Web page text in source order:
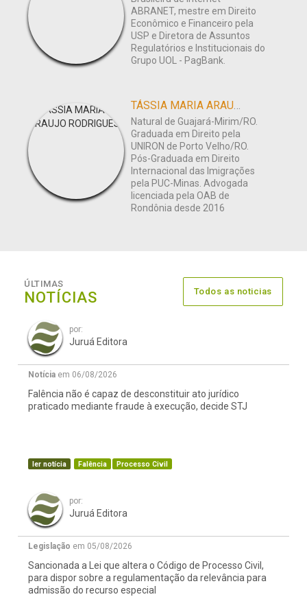
ABRANET, mestre em Direito
Econômico e Financeiro pela
USP e Diretora de Assuntos
Regulatórios e Institucionais do
Grupo UOL - PagBank.
TÁSSIA MARIA ARAUJO RODRIGUES
Natural de Guajará-Mirim/RO.
Graduada em Direito pela
UNIRON de Porto Velho/RO.
Pós-Graduada em Direito
Internacional das Imigrações
pela PUC-Minas. Advogada
licenciada pela OAB de
Rondônia desde 2016
ÚLTIMAS
NOTÍCIAS Todos as noticias
por:
Juruá Editora
Notícia em 06/08/2026
Falência não é capaz de desconstituir ato jurídico
praticado mediante fraude à execução, decide STJ
ler notícia Falência Processo Civil
por:
Juruá Editora
Legislação em 05/08/2026
Sancionada a Lei que altera o Código de Processo Civil,
para dispor sobre a regulamentação da relevância para
admissão do recurso especial